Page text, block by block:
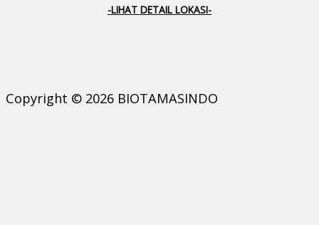
-LIHAT DETAIL LOKASI-
Copyright © 2026 BIOTAMASINDO